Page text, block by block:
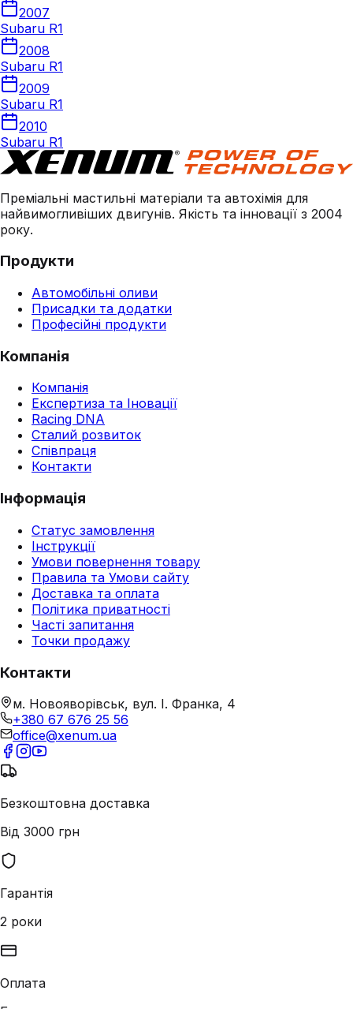
2007
Subaru R1
2008
Subaru R1
2009
Subaru R1
2010
Subaru R1
Преміальні мастильні матеріали та автохімія для
найвимогливіших двигунів. Якість та інновації з 2004
року.
Продукти
Автомобільні оливи
Присадки та додатки
Професійні продукти
Компанія
Компанія
Експертиза та Іновації
Racing DNA
Сталий розвиток
Співпраця
Контакти
Інформація
Статус замовлення
Інструкції
Умови повернення товару
Правила та Умови сайту
Доставка та оплата
Політика приватності
Часті запитання
Точки продажу
Контакти
м. Новояворівськ, вул. І. Франка, 4
+380 67 676 25 56
office@xenum.ua
Безкоштовна доставка
Від 3000 грн
Гарантія
2 роки
Оплата